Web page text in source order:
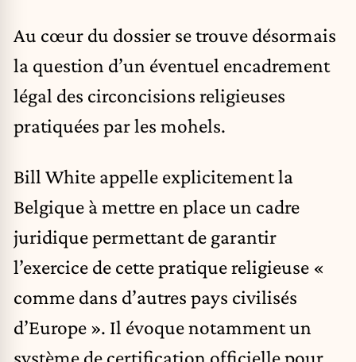
Au cœur du dossier se trouve désormais
la question d’un éventuel encadrement
légal des circoncisions religieuses
pratiquées par les mohels.
Bill White appelle explicitement la
Belgique à mettre en place un cadre
juridique permettant de garantir
l’exercice de cette pratique religieuse «
comme dans d’autres pays civilisés
d’Europe ». Il évoque notamment un
système de certification officielle pour